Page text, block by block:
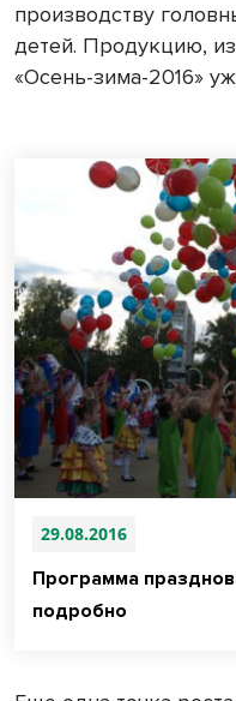
производству
детей. Продукцию,
«Осень-зима-2016»
29.08.2016
Программа
подробно